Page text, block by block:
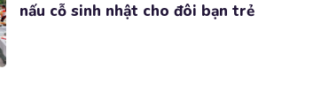
nấu cỗ sinh nhật cho đôi bạn trẻ